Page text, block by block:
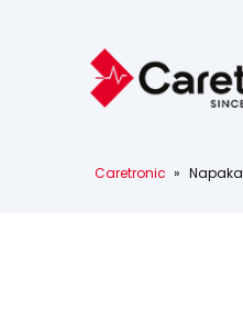
Caretronic » Napaka